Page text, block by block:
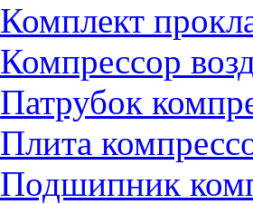
Комплект
Компрессор
Патрубок
Плита
Подшипник